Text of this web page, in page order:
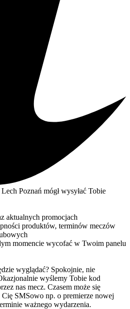
Poznań mógł wysyłać Tobie
aktualnych promocjach
produktów, terminów meczów
momencie wycofać w Twoim panelu
wyglądać? Spokojnie, nie
wyślemy Tobie kod
nas mecz. Czasem może się
SMSowo np. o premierze nowej
ważnego wydarzenia.